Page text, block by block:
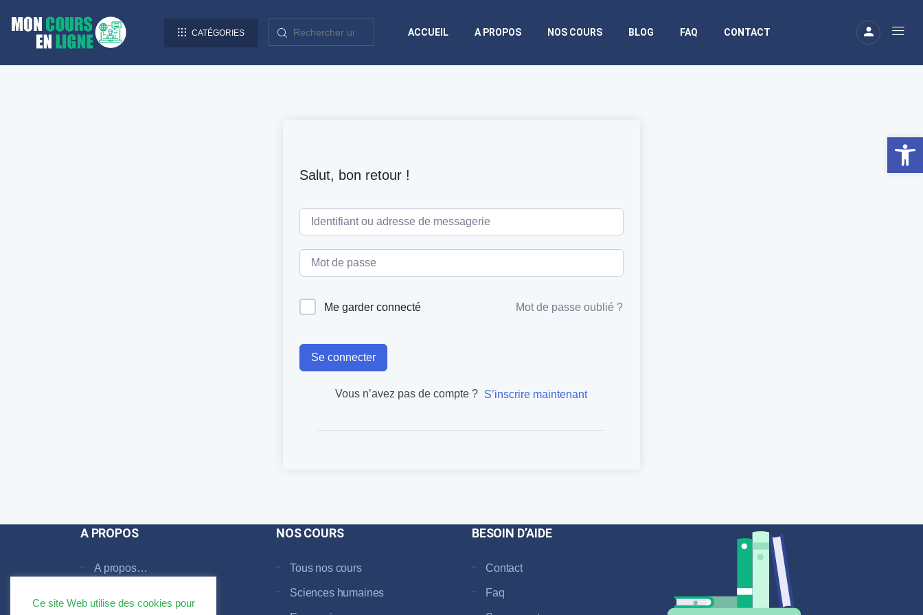
CATÉGORIES ACCUEIL A PROPOS NOS COURS BLOG FAQ CONTACT
Salut, bon retour !
Me garder connecté Mot de passe oublié ?
Se connecter
Vous n’avez pas de compte ? S’inscrire maintenant
A PROPOS
A propos…
NOS COURS
Tous nos cours
Sciences humaines
BESOIN D’AIDE
Contact
Faq
Ce site Web utilise des cookies pour